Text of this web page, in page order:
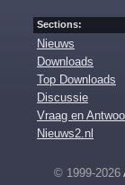
Sections:
Nieuws
Downloads
Top Downloads
Discussie
Vraag en
Nieuws2.nl
© 1999-2026